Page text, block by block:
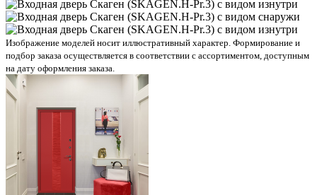
Изображение моделей носит иллюстративный характер. Формирование и
подбор заказа осуществляется в соответствии с ассортиментом, доступным
на дату оформления заказа.